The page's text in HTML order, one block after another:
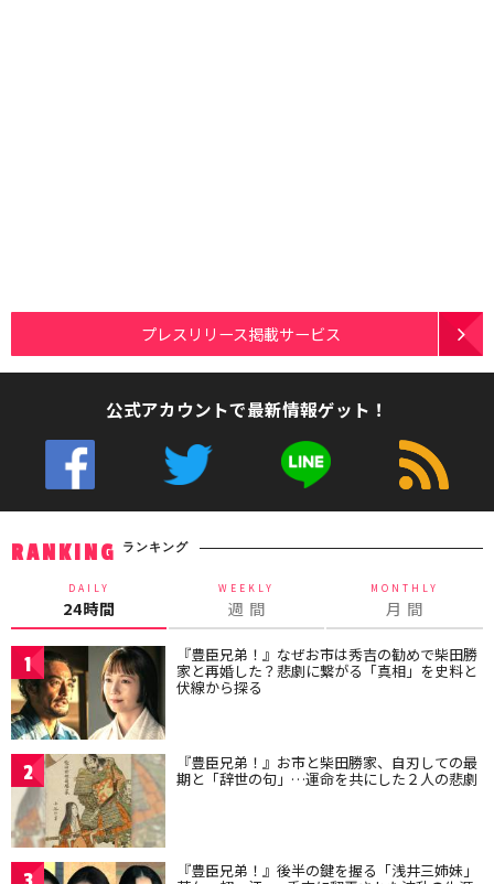
プレスリリース掲載サービス
公式アカウントで最新情報ゲット！
RANKING ランキング
DAILY
24時間
WEEKLY
週 間
MONTHLY
月 間
1 『豊臣兄弟！』なぜお市は秀吉の勧めで柴田勝
家と再婚した？悲劇に繋がる「真相」を史料と
伏線から探る
2 『豊臣兄弟！』お市と柴田勝家、自刃しての最
期と「辞世の句」…運命を共にした２人の悲劇
『豊臣兄弟！』後半の鍵を握る「浅井三姉妹」